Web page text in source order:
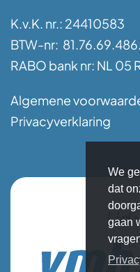
K.v.K. nr.: 24410583
BTW-nr:
RABO bank nr: NL 05
Algemene
Privacyverklaring
Lid
We
dat
gaan